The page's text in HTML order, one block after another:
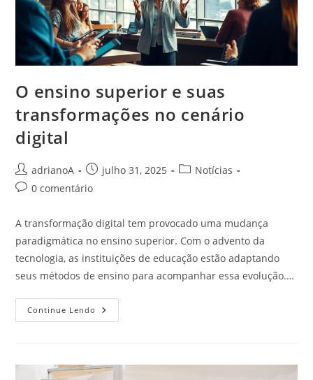
O ensino superior e suas
transformações no cenário
digital
Autor
do
adrianoA
Post
publicado:
julho 31, 2025
Categoria
Notícias
Comentários
0 comentário
A transformação digital tem provocado uma mudança
paradigmática no ensino superior. Com o advento da
tecnologia, as instituições de educação estão adaptando
seus métodos de ensino para acompanhar essa evolução.…
Continue Lendo O
Ensino
No